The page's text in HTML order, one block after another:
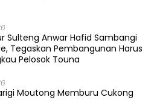
Sulteng Anwar Hafid Sambangi
Tegaskan Pembangunan Harus
Pelosok Touna
Moutong Memburu Cukong